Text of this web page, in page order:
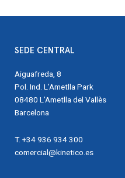
SEDE CENTRAL
Aiguafreda, 8
Pol. Ind. L’Ametlla Park
08480 L’Ametlla del Vallès
Barcelona
T. +34 936 934 300
comercial@kinetico.es